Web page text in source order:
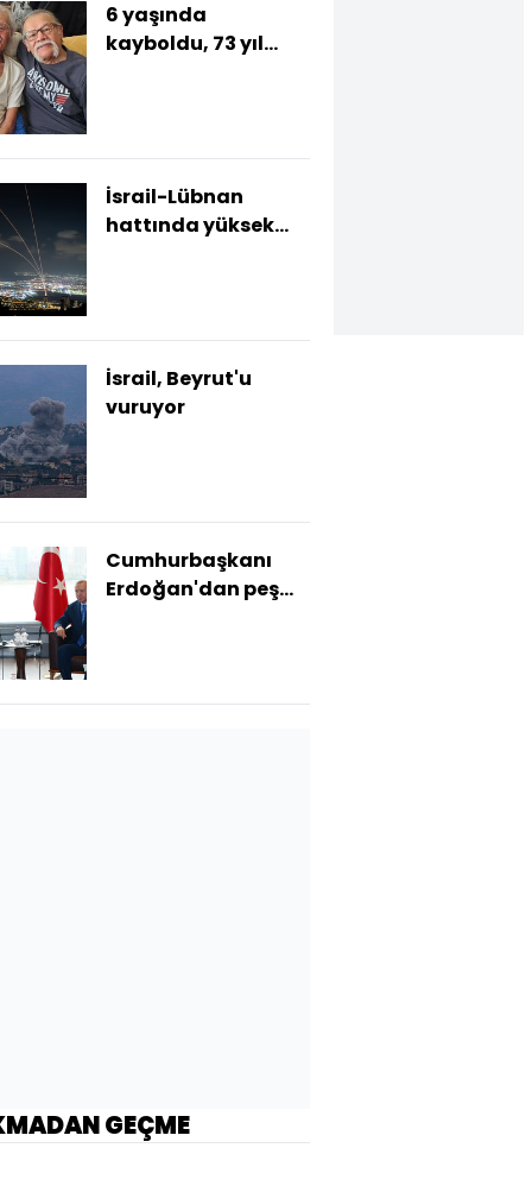
6 yaşında
kayboldu, 73 yıl
İsrail-Lübnan
hattında yüksek
İsrail, Beyrut'u
vuruyor
Cumhurbaşkanı
Erdoğan'dan peş
GEÇME